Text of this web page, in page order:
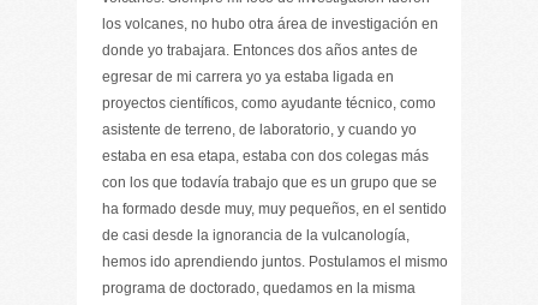
los volcanes, no hubo otra área de investigación en
donde yo trabajara. Entonces dos años antes de
egresar de mi carrera yo ya estaba ligada en
proyectos científicos, como ayudante técnico, como
asistente de terreno, de laboratorio, y cuando yo
estaba en esa etapa, estaba con dos colegas más
con los que todavía trabajo que es un grupo que se
ha formado desde muy, muy pequeños, en el sentido
de casi desde la ignorancia de la vulcanología,
hemos ido aprendiendo juntos. Postulamos el mismo
programa de doctorado, quedamos en la misma